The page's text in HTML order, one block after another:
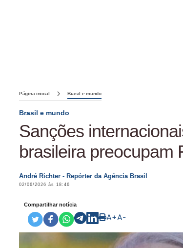
Página inicial Brasil e mundo
Brasil e mundo
Sanções
brasileira preocupam
André Richter - Repórter da Agência Brasil
02/06/2026 às 18:46
Compartilhar notícia
A+A-